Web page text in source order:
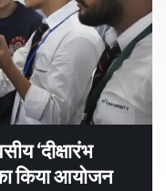
‘दीक्षारंभ
किया आयोजन